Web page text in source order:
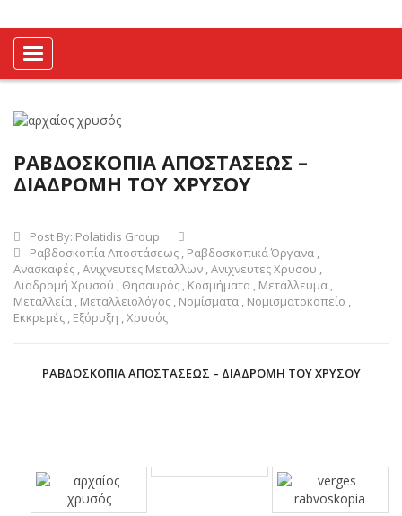
Toggle
navigation
ΡΑΒΔΟΣΚΟΠΙΑ ΑΠΟΣΤΑΣΕΩΣ –
ΔΙΑΔΡΟΜΗ ΤΟΥ ΧΡΥΣΟΥ
Post By: Polatidis Group
Ραβδοσκοπία Αποστάσεως , Ραβδοσκοπικά Όργανα ,
Ανασκαφές ,Ανιχνευτες Μεταλλων ,Ανιχνευτες Χρυσου ,
Διαδρομή Χρυσού , Θησαυρός , Κοσμήματα , Μετάλλευμα ,
Μεταλλεία , Μεταλλειολόγος , Νομίσματα , Νομισματοκοπείο ,
Εκκρεμές , Εξόρυξη ,Χρυσός
ΡΑΒΔΟΣΚΟΠΙΑ ΑΠΟΣΤΑΣΕΩΣ – ΔΙΑΔΡΟΜΗ ΤΟΥ ΧΡΥΣΟΥ